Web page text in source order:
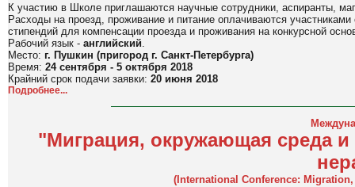
К участию в Школе приглашаются научные сотрудники, аспиранты,
Расходы на проезд, проживание и питание оплачиваются
стипендий для компенсации проезда и проживания на конкурсной
Рабочий язык - английский
Место: г. Пушкин (пригород г. Санкт-Петербурга)
Время: 24 сентября - 5 октября 2018
Крайний срок подачи заявки: 20 июня 2018
Подробнее...
"Миграция, окружающая среда и
(International Conference: